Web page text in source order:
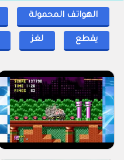
الهواتف المحمولة
يقطع لغز